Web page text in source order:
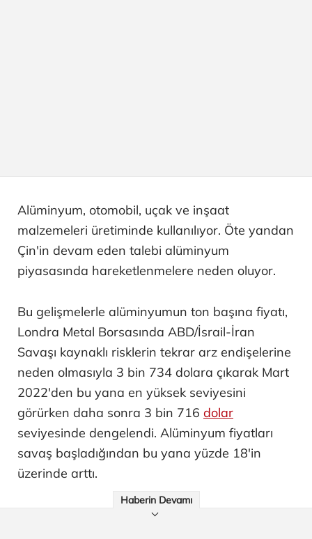
Alüminyum, otomobil, uçak ve inşaat
malzemeleri üretiminde kullanılıyor. Öte yandan
Çin'in devam eden talebi alüminyum
piyasasında hareketlenmelere neden oluyor.
Bu gelişmelerle alüminyumun ton başına fiyatı,
Londra Metal Borsasında ABD/İsrail-İran
Savaşı kaynaklı risklerin tekrar arz endişelerine
neden olmasıyla 3 bin 734 dolara çıkarak Mart
2022'den bu yana en yüksek seviyesini
görürken daha sonra 3 bin 716 dolar
seviyesinde dengelendi. Alüminyum fiyatları
savaş başladığından bu yana yüzde 18'in
üzerinde arttı.
Haberin Devamı